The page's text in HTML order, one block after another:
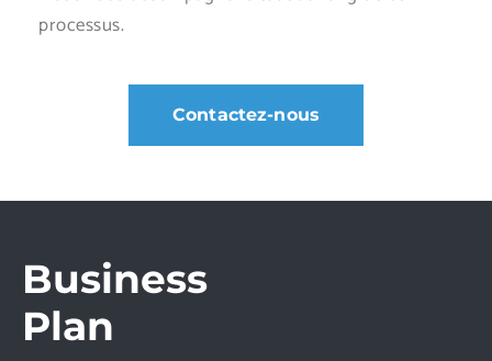
processus.
Contactez-nous
Business
Plan